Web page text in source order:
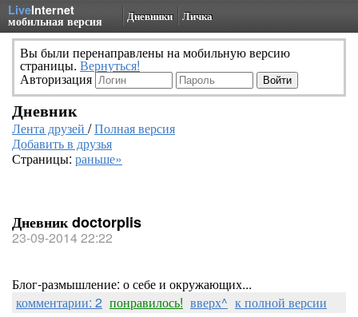
LiveInternet
мобильная версия Дневники Личка
Вы были перенаправлены на мобильную версию
страницы. Вернуться!
Авторизация
Дневник
Лента друзей /Полная версия
Добавить в друзья
Страницы: раньше»
Дневник doctorplis
23-09-2014 22:22
Блог-размышление: о себе и окружающих...
комментарии: 2 понравилось! вверх^ к полной версии